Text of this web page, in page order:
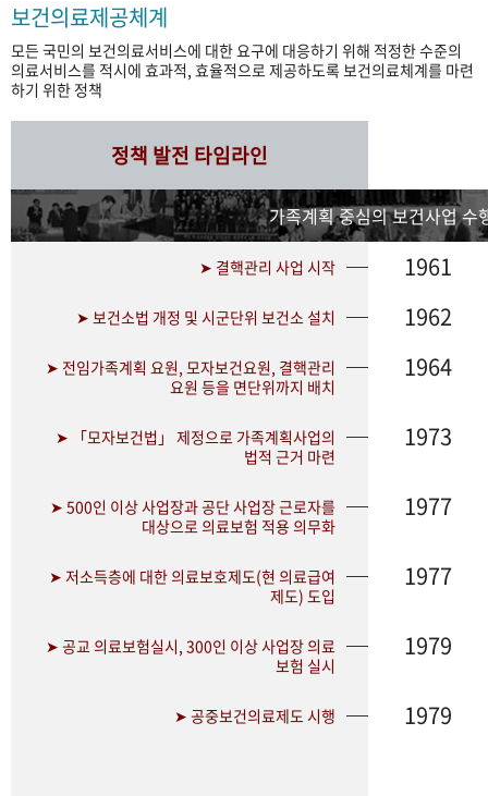
보건의료제공체계
모든 국민의 보건의료서비스에 대한 요구에 대응하기 위해 적정한 수준의
의료서비스를 적시에 효과적, 효율적으로 제공하도록 보건의료체계를 마련
하기 위한 정책
정책 발전 타임라인
가족계획 중심의 보건사업 수
➤ 결핵관리 사업 시작 1961
➤ 보건소법 개정 및 시군단위 보건소 설치 1962
➤ 전임가족계획 요원, 모자보건요원, 결핵관리
요원 등을 면단위까지 배치
1964
➤ 「모자보건법」 제정으로 가족계획사업의
법적 근거 마련
1973
➤ 500인 이상 사업장과 공단 사업장 근로자를
대상으로 의료보험 적용 의무화
1977
➤ 저소득층에 대한 의료보호제도(현 의료급여
제도) 도입
1977
➤ 공교 의료보험실시, 300인 이상 사업장 의료
보험 실시
1979
➤ 공중보건의료제도 시행 1979